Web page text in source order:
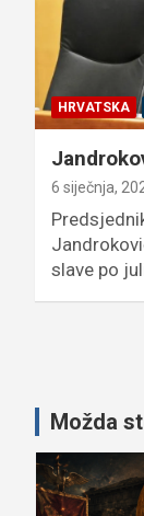
HRVATSKA
6 siječnja,
slave po
Možda